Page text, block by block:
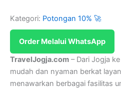
Kategori: Potongan 10% 🚀
Order Melalui WhatsApp
TravelJogja.com – Dari Jogja
mudah dan nyaman berkat
menawarkan berbagai fasilitas